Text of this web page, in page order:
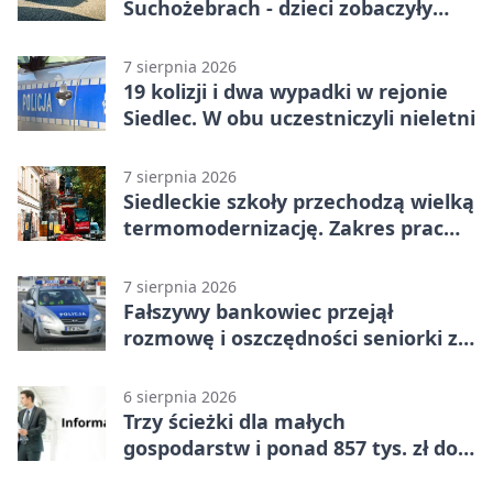
Suchożebrach - dzieci zobaczyły
7 sierpnia 2026
19 kolizji i dwa wypadki w rejonie
Siedlec. W obu uczestniczyli nieletni
7 sierpnia 2026
Siedleckie szkoły przechodzą wielką
termomodernizację. Zakres prac
7 sierpnia 2026
Fałszywy bankowiec przejął
rozmowę i oszczędności seniorki z
6 sierpnia 2026
Trzy ścieżki dla małych
gospodarstw i ponad 857 tys. zł do